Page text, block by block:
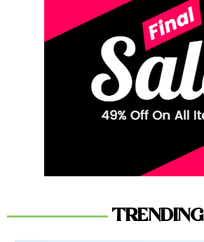
TRENDING